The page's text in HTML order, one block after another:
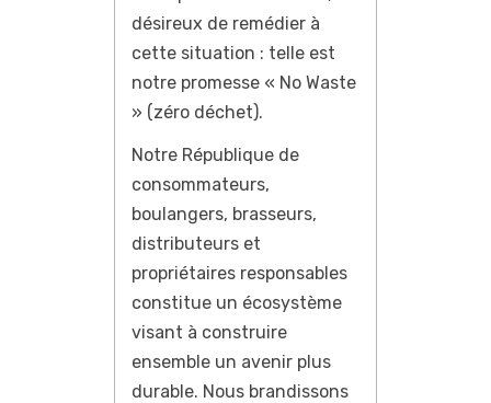
désireux de remédier à
cette situation : telle est
notre promesse « No Waste
» (zéro déchet).
Notre République de
consommateurs,
boulangers, brasseurs,
distributeurs et
propriétaires responsables
constitue un écosystème
visant à construire
ensemble un avenir plus
durable. Nous brandissons